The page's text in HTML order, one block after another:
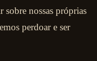
nossas próprias
perdoar e ser